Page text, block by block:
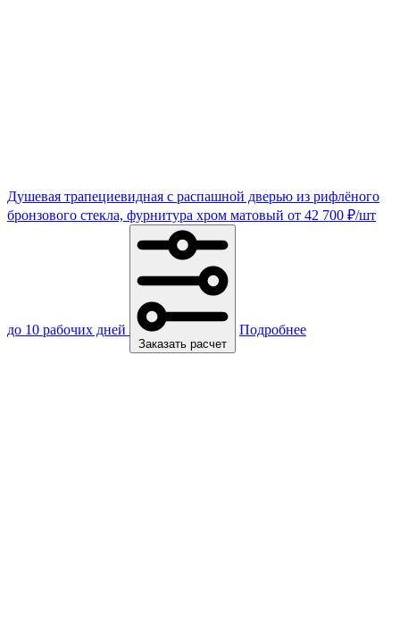
Душевая трапециевидная с распашной дверью из рифлёного
бронзового стекла, фурнитура хром матовый от 42 700 ₽/шт
до 10 рабочих дней
Заказать расчет
Подробнее